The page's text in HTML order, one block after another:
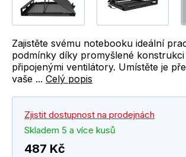
Zajistěte svému notebooku ideální
podmínky díky promyšlené
připojenými ventilátory. Umístěte je
vaše ... Celý popis
Zjistit dostupnost na prodejnách
Skladem 5 a více kusů
487 Kč